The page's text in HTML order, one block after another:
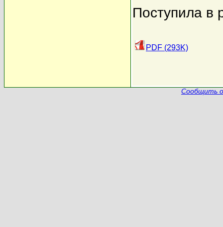
Поступила в
PDF (293K)
Сообщить о